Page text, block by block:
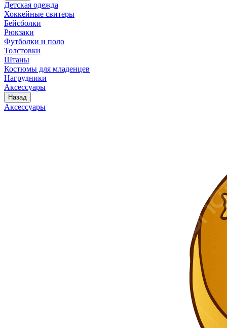
Детская одежда
Хоккейные свитеры
Бейсболки
Рюкзаки
Футболки и поло
Толстовки
Штаны
Костюмы для младенцев
Нагрудники
Аксессуары
Назад
Аксессуары